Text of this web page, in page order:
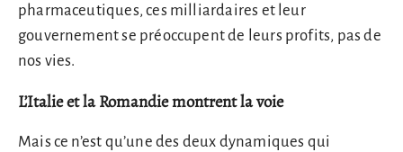
pharmaceutiques, ces milliardaires et leur
gouvernement se préoccupent de leurs profits, pas de
nos vies.
L’Italie et la Romandie montrent la voie
Mais ce n’est qu’une des deux dynamiques qui